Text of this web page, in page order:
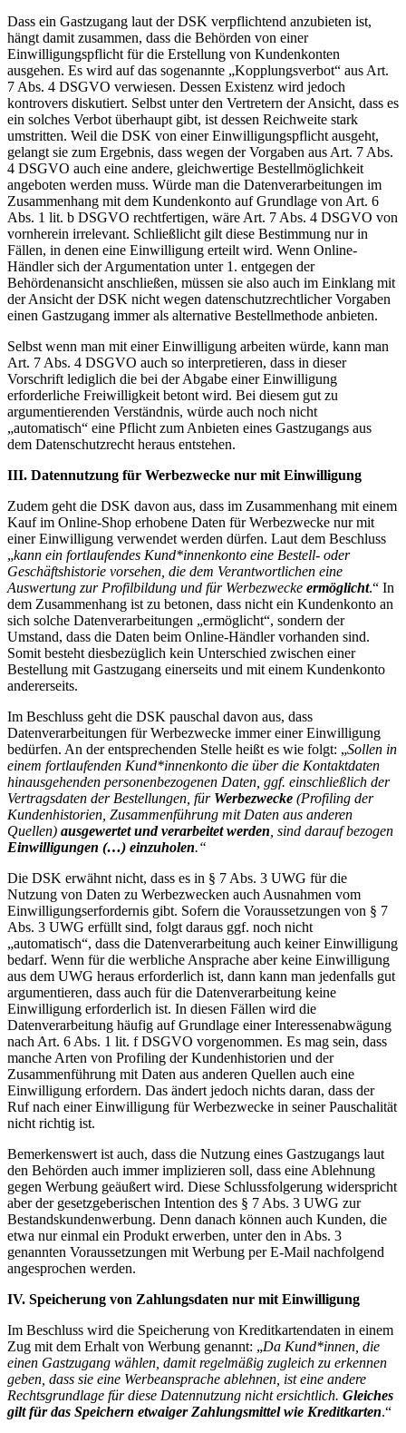
Dass ein Gastzugang laut der DSK verpflichtend anzubieten ist,
hängt damit zusammen, dass die Behörden von einer
Einwilligungspflicht für die Erstellung von Kundenkonten
ausgehen. Es wird auf das sogenannte „Kopplungsverbot“ aus Art.
7 Abs. 4 DSGVO verwiesen. Dessen Existenz wird jedoch
kontrovers diskutiert. Selbst unter den Vertretern der Ansicht, dass es
ein solches Verbot überhaupt gibt, ist dessen Reichweite stark
umstritten. Weil die DSK von einer Einwilligungspflicht ausgeht,
gelangt sie zum Ergebnis, dass wegen der Vorgaben aus Art. 7 Abs.
4 DSGVO auch eine andere, gleichwertige Bestellmöglichkeit
angeboten werden muss. Würde man die Datenverarbeitungen im
Zusammenhang mit dem Kundenkonto auf Grundlage von Art. 6
Abs. 1 lit. b DSGVO rechtfertigen, wäre Art. 7 Abs. 4 DSGVO von
vornherein irrelevant. Schließlicht gilt diese Bestimmung nur in
Fällen, in denen eine Einwilligung erteilt wird. Wenn Online-
Händler sich der Argumentation unter 1. entgegen der
Behördenansicht anschließen, müssen sie also auch im Einklang mit
der Ansicht der DSK nicht wegen datenschutzrechtlicher Vorgaben
einen Gastzugang immer als alternative Bestellmethode anbieten.
Selbst wenn man mit einer Einwilligung arbeiten würde, kann man
Art. 7 Abs. 4 DSGVO auch so interpretieren, dass in dieser
Vorschrift lediglich die bei der Abgabe einer Einwilligung
erforderliche Freiwilligkeit betont wird. Bei diesem gut zu
argumentierenden Verständnis, würde auch noch nicht
„automatisch“ eine Pflicht zum Anbieten eines Gastzugangs aus
dem Datenschutzrecht heraus entstehen.
III. Datennutzung für Werbezwecke nur mit Einwilligung
Zudem geht die DSK davon aus, dass im Zusammenhang mit einem
Kauf im Online-Shop erhobene Daten für Werbezwecke nur mit
einer Einwilligung verwendet werden dürfen. Laut dem Beschluss
„kann ein fortlaufendes Kund*innenkonto eine Bestell- oder
Geschäftshistorie vorsehen, die dem Verantwortlichen eine
Auswertung zur Profilbildung und für Werbezwecke ermöglicht.“ In
dem Zusammenhang ist zu betonen, dass nicht ein Kundenkonto an
sich solche Datenverarbeitungen „ermöglicht“, sondern der
Umstand, dass die Daten beim Online-Händler vorhanden sind.
Somit besteht diesbezüglich kein Unterschied zwischen einer
Bestellung mit Gastzugang einerseits und mit einem Kundenkonto
andererseits.
Im Beschluss geht die DSK pauschal davon aus, dass
Datenverarbeitungen für Werbezwecke immer einer Einwilligung
bedürfen. An der entsprechenden Stelle heißt es wie folgt: „Sollen in
einem fortlaufenden Kund*innenkonto die über die Kontaktdaten
hinausgehenden personenbezogenen Daten, ggf. einschließlich der
Vertragsdaten der Bestellungen, für Werbezwecke (Profiling der
Kundenhistorien, Zusammenführung mit Daten aus anderen
Quellen) ausgewertet und verarbeitet werden , sind darauf bezogen
Einwilligungen (…) einzuholen.“
Die DSK erwähnt nicht, dass es in § 7 Abs. 3 UWG für die
Nutzung von Daten zu Werbezwecken auch Ausnahmen vom
Einwilligungserfordernis gibt. Sofern die Voraussetzungen von § 7
Abs. 3 UWG erfüllt sind, folgt daraus ggf. noch nicht
„automatisch“, dass die Datenverarbeitung auch keiner Einwilligung
bedarf. Wenn für die werbliche Ansprache aber keine Einwilligung
aus dem UWG heraus erforderlich ist, dann kann man jedenfalls gut
argumentieren, dass auch für die Datenverarbeitung keine
Einwilligung erforderlich ist. In diesen Fällen wird die
Datenverarbeitung häufig auf Grundlage einer Interessenabwägung
nach Art. 6 Abs. 1 lit. f DSGVO vorgenommen. Es mag sein, dass
manche Arten von Profiling der Kundenhistorien und der
Zusammenführung mit Daten aus anderen Quellen auch eine
Einwilligung erfordern. Das ändert jedoch nichts daran, dass der
Ruf nach einer Einwilligung für Werbezwecke in seiner Pauschalität
nicht richtig ist.
Bemerkenswert ist auch, dass die Nutzung eines Gastzugangs laut
den Behörden auch immer implizieren soll, dass eine Ablehnung
gegen Werbung geäußert wird. Diese Schlussfolgerung widerspricht
aber der gesetzgeberischen Intention des § 7 Abs. 3 UWG zur
Bestandskundenwerbung. Denn danach können auch Kunden, die
etwa nur einmal ein Produkt erwerben, unter den in Abs. 3
genannten Voraussetzungen mit Werbung per E-Mail nachfolgend
angesprochen werden.
IV. Speicherung von Zahlungsdaten nur mit Einwilligung
Im Beschluss wird die Speicherung von Kreditkartendaten in einem
Zug mit dem Erhalt von Werbung genannt: „Da Kund*innen, die
einen Gastzugang wählen, damit regelmäßig zugleich zu erkennen
geben, dass sie eine Werbeansprache ablehnen, ist eine andere
Rechtsgrundlage für diese Datennutzung nicht ersichtlich. Gleiches
gilt für das Speichern etwaiger Zahlungsmittel wie Kreditkarten.“